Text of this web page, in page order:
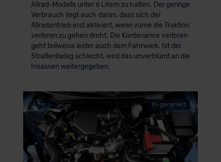
Allrad-Modells unter 6 Litern zu halten. Der geringe
Verbrauch liegt auch daran, dass sich der
Allradantrieb erst aktiviert, wenn vorne die Traktion
verloren zu gehen droht. Die Kontenance verloren
geht teilweise leider auch dem Fahrwerk. Ist der
Straßenbelag schlecht, wird das unverblümt an die
Insassen weitergegeben.
KI-generiert